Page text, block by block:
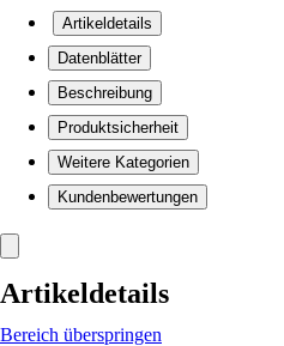
Artikeldetails
Datenblätter
Beschreibung
Produktsicherheit
Weitere Kategorien
Kundenbewertungen
Artikeldetails
Bereich überspringen